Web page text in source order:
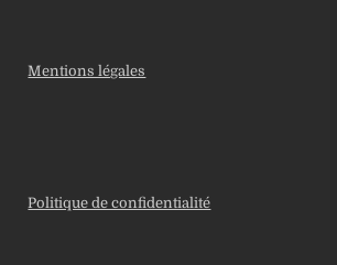
Mentions légales
Politique de confidentialité